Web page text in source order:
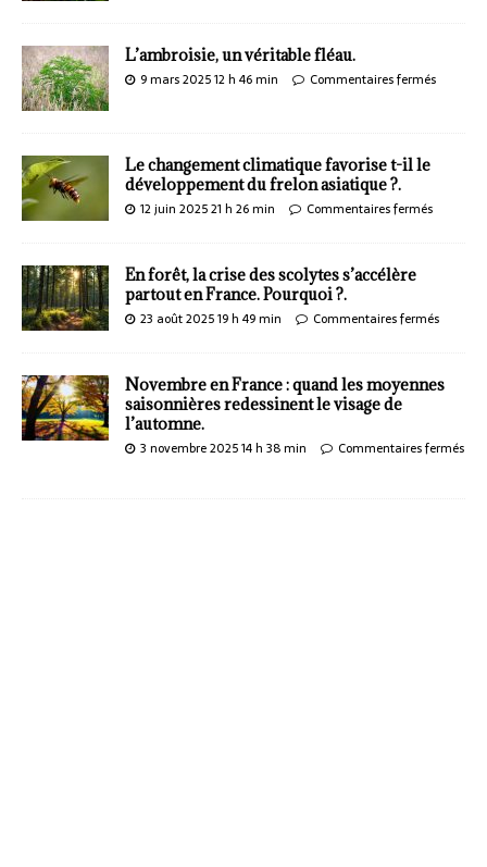
L’ambroisie, un véritable fléau.
9 mars 2025 12 h 46 min Commentaires fermés
Le changement climatique favorise t-il le
développement du frelon asiatique ?.
12 juin 2025 21 h 26 min Commentaires fermés
En forêt, la crise des scolytes s’accélère
partout en France. Pourquoi ?.
23 août 2025 19 h 49 min Commentaires fermés
Novembre en France : quand les moyennes
saisonnières redessinent le visage de
l’automne.
3 novembre 2025 14 h 38 min Commentaires fermés